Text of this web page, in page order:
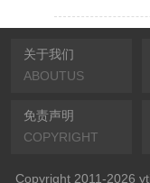
关于我们
ABOUTUS
免责声明
COPYRIGHT
Copyright 2011-2026